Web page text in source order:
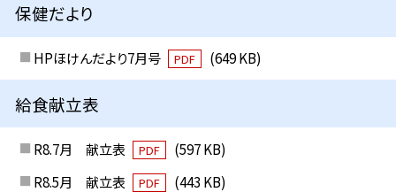
保健だより
HPほけんだより7月号 PDF (649 KB)
給食献立表
R8.7月 献立表 PDF
(597 KB)
R8.5月 献立表
PDF (443 KB)